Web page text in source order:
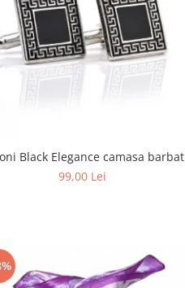
Black Elegance camasa barbat
99,00 Lei